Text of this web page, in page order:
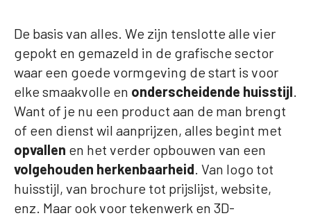
De basis van alles. We zijn tenslotte alle vier
gepokt en gemazeld in de grafische sector
waar een goede vormgeving de start is voor
elke smaakvolle en onderscheidende huisstijl.
Want of je nu een product aan de man brengt
of een dienst wil aanprijzen, alles begint met
opvallen en het verder opbouwen van een
volgehouden herkenbaarheid. Van logo tot
huisstijl, van brochure tot prijslijst, website,
enz. Maar ook voor tekenwerk en 3D-